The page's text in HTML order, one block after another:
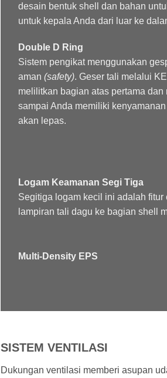
desain bentuk shell dan bahan
untuk kepala Anda dari luar ke
Double D Ring
Sistem pengikat menggunakan
aman (safety). Geser tali melalui
melilitkan bagian atas pertama
sampai Anda memiliki
akan lepas.
Logam Keamanan Segi Tiga
Segitiga logam kecil ini adalah
lampiran tali dagu ke bagian shell
Multi-Density EPS
SISTEM VENTILASI
Dukungan ventilasi memberi asupan